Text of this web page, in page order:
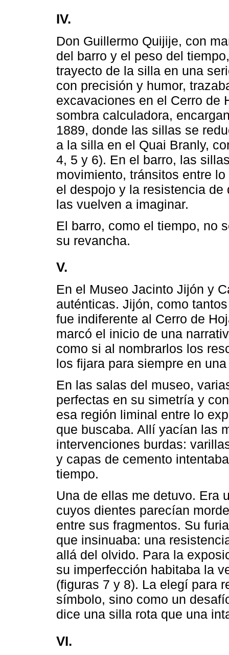
IV.
Don Guillermo Quijije, con
del barro y el peso del
trayecto de la silla en una
con precisión y humor,
excavaciones en el Cerro de
sombra calculadora,
1889, donde las sillas se
a la silla en el Quai Branly,
4, 5 y 6). En el barro, las
movimiento, tránsitos entre
el despojo y la resistencia
las vuelven a imaginar.
El barro, como el tiempo, no
su revancha.
V.
En el Museo Jacinto Jijón y
auténticas. Jijón, como
fue indiferente al Cerro de
marcó el inicio de una
como si al nombrarlos los
los fijara para siempre en
En las salas del museo,
perfectas en su simetría y
esa región liminal entre lo
que buscaba. Allí yacían las
intervenciones burdas:
y capas de cemento
tiempo.
Una de ellas me detuvo. Era
cuyos dientes parecían
entre sus fragmentos. Su
que insinuaba: una
allá del olvido. Para la
su imperfección habitaba la
(figuras 7 y 8). La elegí para
símbolo, sino como un
dice una silla rota que una
VI.